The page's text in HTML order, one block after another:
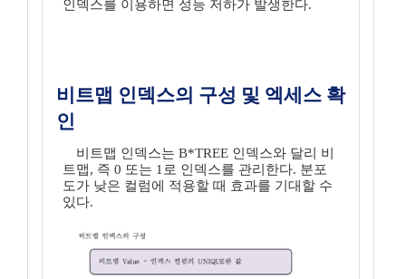
인덱스를 이용하면 성능 저하가 발생한다.
비트맵 인덱스의 구성 및 엑세스 확
인
비트맵 인덱스는 B*TREE 인덱스와 달리 비
트맵, 즉 0 또는 1로 인덱스를 관리한다. 분포
도가 낮은 컬럼에 적용할 때 효과를 기대할 수
있다.